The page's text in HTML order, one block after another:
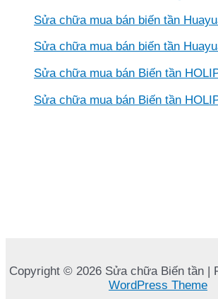
Sửa chữa mua bán biến tần
Sửa chữa mua bán biến tần
Sửa chữa mua bán Biến tần
Sửa chữa mua bán Biến tần
Copyright © 2026 Sửa chữa Biến tần |
WordPress Theme